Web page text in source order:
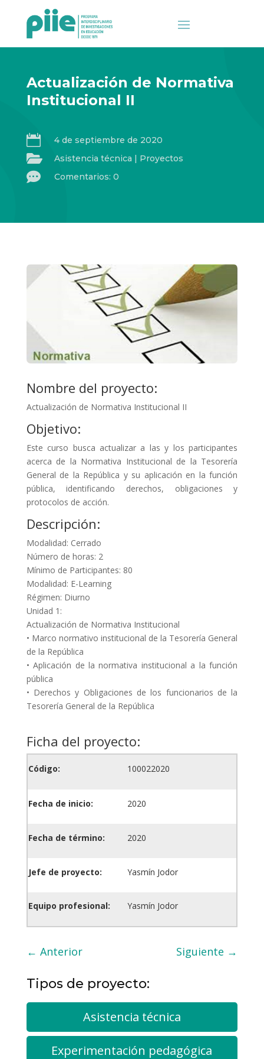
Actualización de Normativa
Institucional II
 4 de septiembre de 2020
 Asistencia técnica | Proyectos
 Comentarios: 0
Nombre del proyecto:
Actualización de Normativa Institucional II
Objetivo:
Este curso busca actualizar a las y los participantes
acerca de la Normativa Institucional de la Tesorería
General de la República y su aplicación en la función
pública, identificando derechos, obligaciones y
protocolos de acción.
Descripción:
Modalidad: Cerrado
Número de horas: 2
Mínimo de Participantes: 80
Modalidad: E-Learning
Régimen: Diurno
Unidad 1:
Actualización de Normativa Institucional
• Marco normativo institucional de la Tesorería General
de la República
• Aplicación de la normativa institucional a la función
pública
• Derechos y Obligaciones de los funcionarios de la
Tesorería General de la República
Ficha del proyecto:
Código: 100022020
Fecha de inicio: 2020
Fecha de término: 2020
Jefe de proyecto: Yasmín Jodor
Equipo profesional: Yasmín Jodor
← Anterior Siguiente →
Tipos de proyecto:
Asistencia técnica
Experimentación pedagógica